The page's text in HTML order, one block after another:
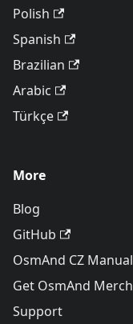
Polish
Spanish
Brazilian
Arabic
Türkçe
More
Blog
GitHub
OsmAnd CZ
Get OsmAnd
Support